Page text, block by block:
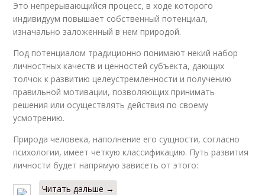
Это непрерывающийся процесс, в ходе которого
индивидуум повышает собственный потенциал,
изначально заложенный в нем природой.
Под потенциалом традиционно понимают некий набор
личностных качеств и ценностей субъекта, дающих
толчок к развитию целеустремленности и получению
правильной мотивации, позволяющих принимать
решения или осуществлять действия по своему
усмотрению.
Природа человека, наполнение его сущности, согласно
психологии, имеет четкую классификацию. Путь развития
личности будет напрямую зависеть от этого:
Читать дальше →